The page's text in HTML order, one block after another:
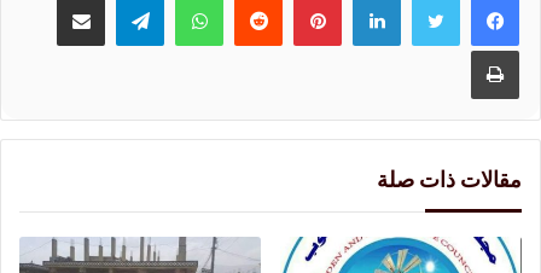
طباعة
مقالات ذات صلة